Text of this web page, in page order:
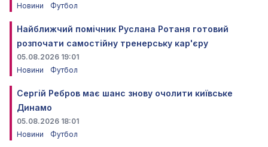
Новини
Футбол
Найближчий помічник Руслана Ротаня готовий
розпочати самостійну тренерську кар'єру
05.08.2026 19:01
Новини
Футбол
Сергій Ребров має шанс знову очолити київське
Динамо
05.08.2026 18:01
Новини
Футбол